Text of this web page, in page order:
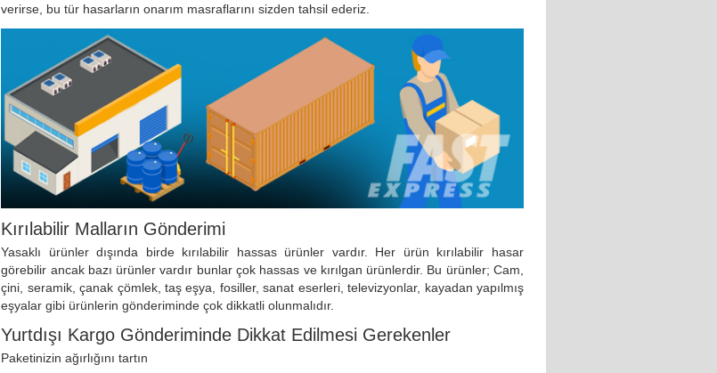
verirse, bu tür hasarların onarım masraflarını sizden tahsil ederiz.
Kırılabilir Malların Gönderimi
Yasaklı ürünler dışında birde kırılabilir hassas ürünler vardır. Her ürün kırılabilir hasar
görebilir ancak bazı ürünler vardır bunlar çok hassas ve kırılgan ürünlerdir. Bu ürünler; Cam,
çini, seramik, çanak çömlek, taş eşya, fosiller, sanat eserleri, televizyonlar, kayadan yapılmış
eşyalar gibi ürünlerin gönderiminde çok dikkatli olunmalıdır.
Yurtdışı Kargo Gönderiminde Dikkat Edilmesi Gerekenler
Paketinizin ağırlığını tartın